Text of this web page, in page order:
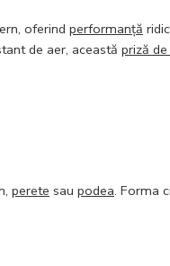
oferind performanță
de aer, această priză
perete sau podea. Forma